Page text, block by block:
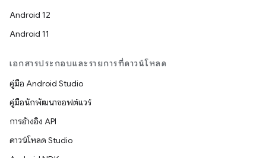
Android 12
Android 11
เอกสารประกอบและรายการที่ดาวน์โหลด
คู่มือ Android Studio
คู่มือนักพัฒนาซอฟต์แวร์
การอ้างอิง API
ดาวน์โหลด Studio